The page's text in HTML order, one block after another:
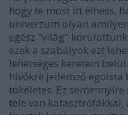
hogy te most itt élhess,
univerzum olyan
egész "világ"
ezek a szabályok ezt
lehetséges keretein
hívőkre jellemző
tökéletes. Ez
tele van katasztrófákkal,